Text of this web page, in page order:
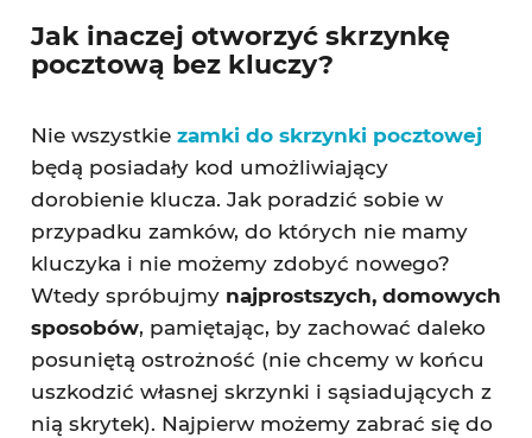
Jak inaczej otworzyć skrzynkę
pocztową bez kluczy?
Nie wszystkie zamki do skrzynki pocztowej
będą posiadały kod umożliwiający
dorobienie klucza. Jak poradzić sobie w
przypadku zamków, do których nie mamy
kluczyka i nie możemy zdobyć nowego?
Wtedy spróbujmynajprostszych, domowych
sposobów, pamiętając, by zachować daleko
posuniętą ostrożność (nie chcemy w końcu
uszkodzić własnej skrzynki i sąsiadujących z
nią skrytek). Najpierw możemy zabrać się do